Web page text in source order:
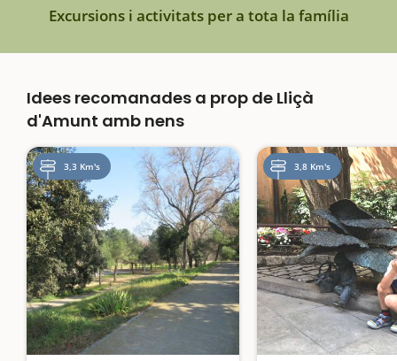
Excursions i activitats per a tota la família
Idees recomanades a prop de Lliçà
d'Amunt amb nens
3,3 Km's 3,8 Km's